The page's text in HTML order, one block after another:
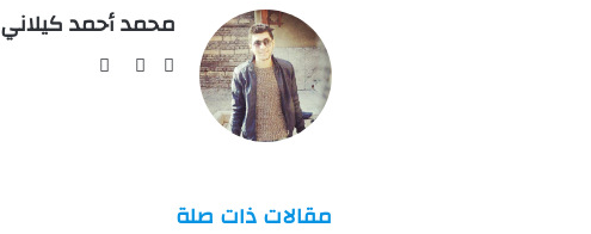
محمد أحمد كيلاني
فيسبوكتويتر
مقالات ذات صلة